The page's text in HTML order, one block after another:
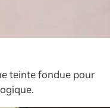
teinte fondue pour